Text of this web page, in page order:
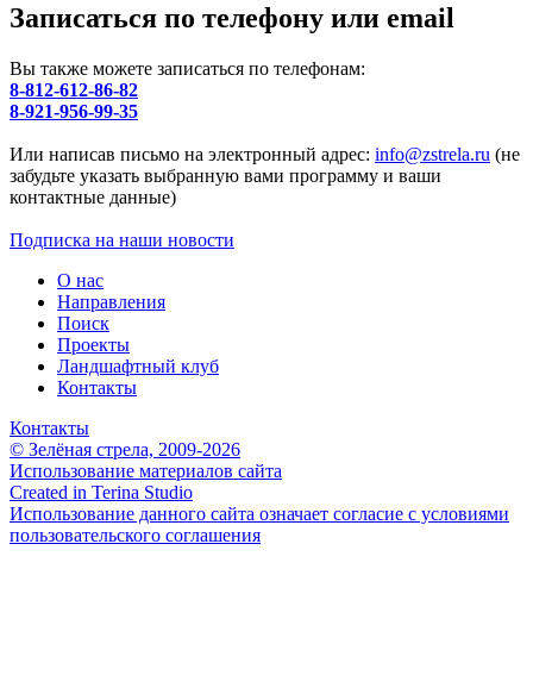
Записаться по телефону или email
Вы также можете записаться по телефонам:
8-812-612-86-82
8-921-956-99-35
Или написав письмо на электронный адрес: info@zstrela.ru (не
забудьте указать выбранную вами программу и ваши
контактные данные)
Подписка на наши новости
О нас
Направления
Поиск
Проекты
Ландшафтный клуб
Контакты
Контакты
© Зелёная стрела, 2009-2026
Использование материалов сайта
Created in Terina Studio
Использование данного сайта означает согласие с условиями
пользовательского соглашения